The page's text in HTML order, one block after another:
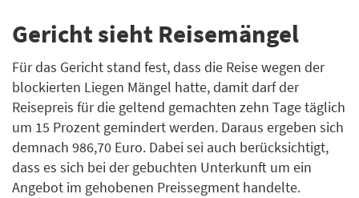
Gericht sieht Reisemängel
Für das Gericht stand fest, dass die Reise wegen der
blockierten Liegen Mängel hatte, damit darf der
Reisepreis für die geltend gemachten zehn Tage täglich
um 15 Prozent gemindert werden. Daraus ergeben sich
demnach 986,70 Euro. Dabei sei auch berücksichtigt,
dass es sich bei der gebuchten Unterkunft um ein
Angebot im gehobenen Preissegment handelte.